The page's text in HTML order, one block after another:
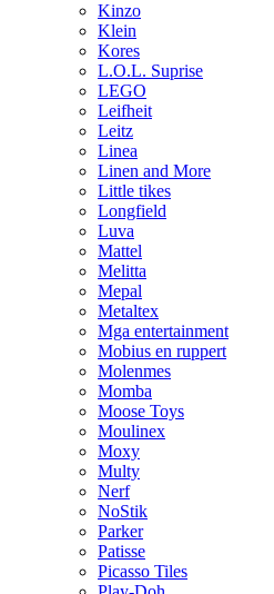
Kinzo
Klein
Kores
L.O.L. Suprise
LEGO
Leifheit
Leitz
Linea
Linen and More
Little tikes
Longfield
Luva
Mattel
Melitta
Mepal
Metaltex
Mga entertainment
Mobius en ruppert
Molenmes
Momba
Moose Toys
Moulinex
Moxy
Multy
Nerf
NoStik
Parker
Patisse
Picasso Tiles